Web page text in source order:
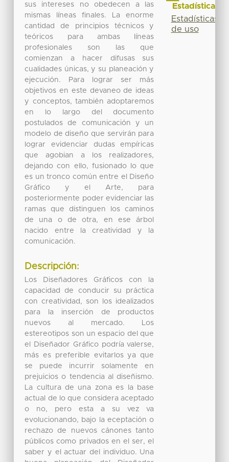
sus intereses no obedecen a las
mismas líneas finales. La enorme
cantidad de principios técnicos y
teóricos para ambas líneas
profesionales son las que
comienzan a hacer difusas sus
cualidades únicas, y su planeación y
ejecución. Para lograr ser más
objetivos en este devaneo de ideas
y conceptos, también adoptaremos
en lo largo del documento
postulados de comunicación y un
modelo de diseño que servirán para
lograr evidenciar dudas empíricas
que agobian a los realizadores,
dejando con ello, fusionado lo que
es un tronco común entre el Diseño
Gráfico y el Arte, para
posteriormente poder evidenciar las
ramas que distinguen los caminos
de una o de otra, en ese árbol
nacido entre la creatividad y la
comunicación.
Descripción:
Los Diseñadores Gráficos con la
capacidad de conducir su práctica
con creatividad, son los idealizados
para la inserción de productos
nuevos al mercado. Los
estereotipos son un espacio del que
el Diseñador Gráfico podría valerse,
más es preferible evitarlos ya que
se puede incurrir solamente en
prejuicios o tendencia al diseñismo.
La cultura de una zona es la base
actual de lo que considera aceptado
o no, pero esta a su vez va
evolucionando, bajo la eceptación o
rechazo de nuevos cánones tanto
públicos como privados en el ser, el
saber y el actuar del individuo. Una
Estadísticas
Estadísticas
de uso